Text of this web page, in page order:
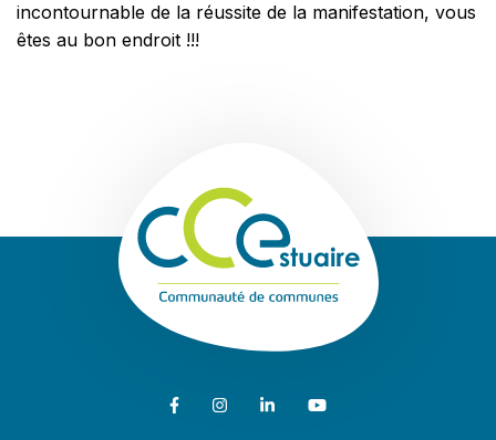
incontournable de la réussite de la manifestation, vous
êtes au bon endroit !!!
Lien vers le compte Facebook
Lien vers le compte Instagram
Lien vers le compte Linkedin
Lien vers la chaîne